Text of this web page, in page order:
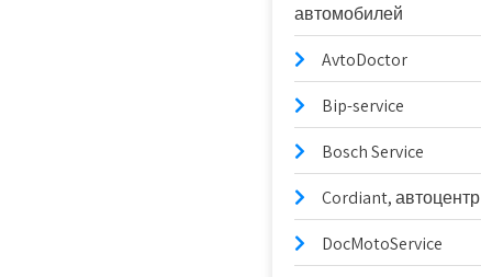
автомобилей
AvtoDoctor
Bip-service
Bosch Service
Cordiant, автоцентр
DocMotoService